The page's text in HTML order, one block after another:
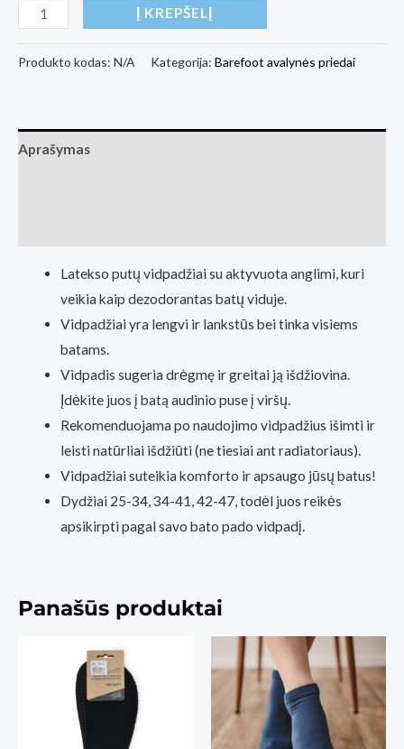
produkto
Fresh
avalynei
(Basa
Į KREPŠELĮ
Produkto kodas: N/A Kategorija: Barefoot avalynės priedai
Aprašymas
Latekso putų vidpadžiai su aktyvuota anglimi, kuri
veikia kaip dezodorantas batų viduje.
Vidpadžiai yra lengvi ir lankstūs bei tinka visiems
batams.
Vidpadis sugeria drėgmę ir greitai ją išdžiovina.
Įdėkite juos į batą audinio puse į viršų.
Rekomenduojama po naudojimo vidpadžius išimti ir
leisti natūrliai išdžiūti (ne tiesiai ant radiatoriaus).
Vidpadžiai suteikia komforto ir apsaugo jūsų batus!
Dydžiai 25-34, 34-41, 42-47, todėl juos reikės
apsikirpti pagal savo bato pado vidpadį.
Panašūs produktai